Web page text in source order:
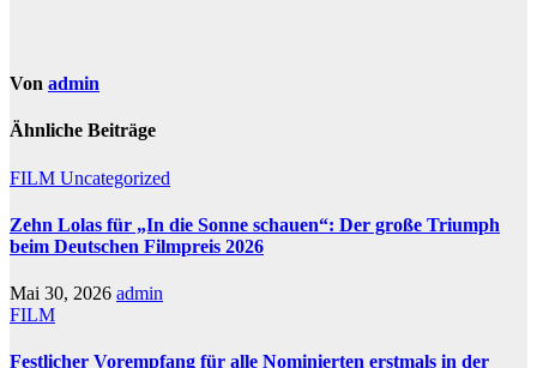
Von admin
Ähnliche Beiträge
FILM Uncategorized
Zehn Lolas für „In die Sonne schauen“: Der große Triumph
beim Deutschen Filmpreis 2026
Mai 30, 2026 admin
FILM
Festlicher Vorempfang für alle Nominierten erstmals in der